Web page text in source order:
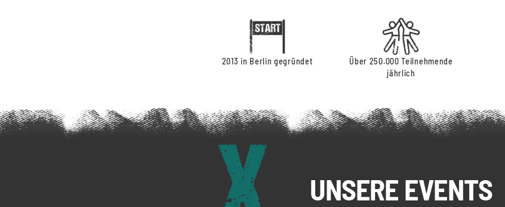
2013 in Berlin gegründet
Über 250.000 Teilnehmende
jährlich
UNSERE EVENTS